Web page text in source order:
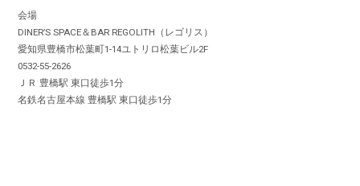
会場
DINER’S SPACE＆BAR REGOLITH（レゴリス）
愛知県豊橋市松葉町1-14ユトリロ松葉ビル2F
0532-55-2626
ＪＲ 豊橋駅 東口徒歩1分
名鉄名古屋本線 豊橋駅 東口徒歩1分